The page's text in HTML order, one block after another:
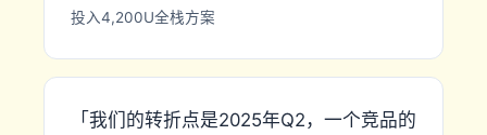
投入4,200U全栈方案
「我们的转折点是2025年Q2，一个竞品的